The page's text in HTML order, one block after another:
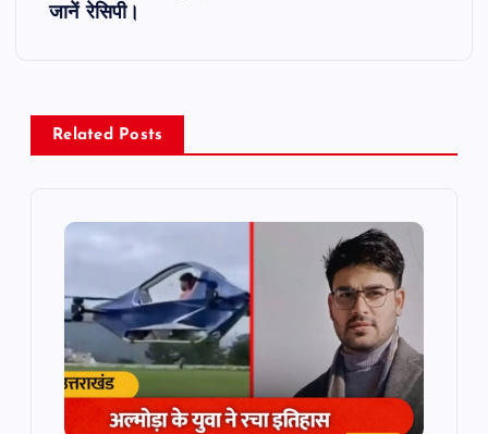
v
जानें रेसिपी।
Related Posts